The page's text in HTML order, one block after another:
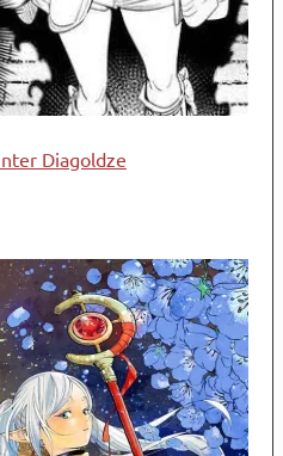
Diagoldze